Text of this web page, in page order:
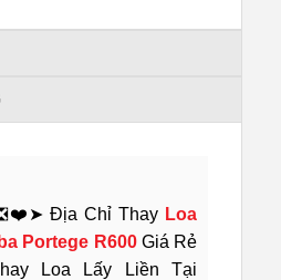
Địa Chỉ Thay Loa
Portege R600Giá Rẻ
Loa Lấy Liền Tại